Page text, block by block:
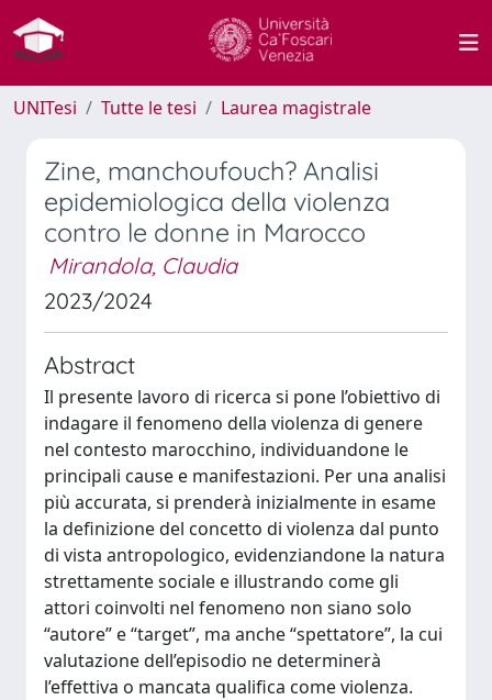
UNITesi Tutte le tesi Laurea magistrale
Zine, manchoufouch? Analisi
epidemiologica della violenza
contro le donne in Marocco
Mirandola, Claudia
2023/2024
Abstract
Il presente lavoro di ricerca si pone l’obiettivo di
indagare il fenomeno della violenza di genere
nel contesto marocchino, individuandone le
principali cause e manifestazioni. Per una analisi
più accurata, si prenderà inizialmente in esame
la definizione del concetto di violenza dal punto
di vista antropologico, evidenziandone la natura
strettamente sociale e illustrando come gli
attori coinvolti nel fenomeno non siano solo
“autore” e “target”, ma anche “spettatore”, la cui
valutazione dell’episodio ne determinerà
l’effettiva o mancata qualifica come violenza.